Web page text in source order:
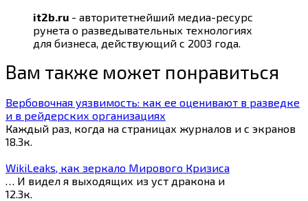
it2b.ru - авторитетнейший медиа-ресурс
рунета о разведывательных технологиях
для бизнеса, действующий с 2003 года.
Вам также может понравиться
Вербовочная уязвимость: как ее оценивают в разведке
и в рейдерских организациях
Каждый раз, когда на страницах журналов и с экранов
18.3к.
WikiLeaks, как зеркало Мирового Кризиса
… И видел я выходящих из уст дракона и
12.3к.